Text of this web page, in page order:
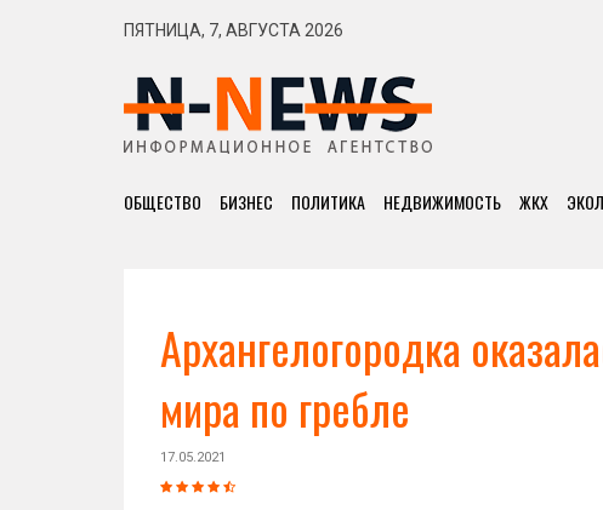
ПЯТНИЦА, 7, АВГУСТА 2026
ОБЩЕСТВО БИЗНЕС ПОЛИТИКА НЕДВИЖИМОСТЬ ЖКХ
Архангелогородка
мира по гребле
17.05.2021